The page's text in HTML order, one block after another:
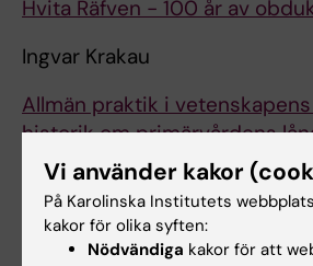
Hvita Räfven - 100 år av
Ingvar Krakau
Allmän praktik i
historik om primärvårdens
Hugo Lagercrantz
Barnmedicinsk guldålder vid
Vi använder kakor
På Karolinska Institutets
kakor för olika syften:
Nödvändiga kakor för att